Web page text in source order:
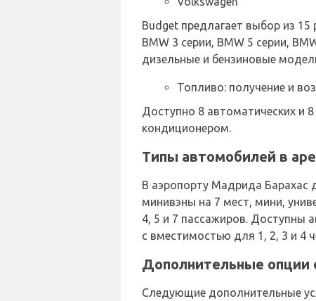
Budget предлагает выбор из
BMW 3 серии, BMW 5 серии,
дизельные и бензиновые
Топливо: получение и
Доступно 8 автоматических и
кондиционером.
Типы автомобилей в
В аэропорту Мадрида Барахас
минивэны на 7 мест, мини,
4, 5 и 7 пассажиров. Доступны
с вместимостью для 1, 2, 3 и 4
Дополнительные опции
Следующие дополнительные